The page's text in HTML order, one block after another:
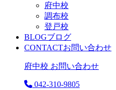
府中校
調布校
登戸校
BLOGブログ
CONTACTお問い合わせ
府中校 お問い合わせ
042-310-9805